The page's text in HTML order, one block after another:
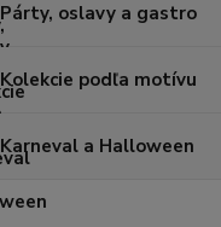
Párty, oslavy a gastro
Kolekcie podľa motívu
Karneval a Halloween